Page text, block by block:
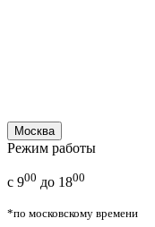
Москва
Режим работы
с 900 до 1800
*по московскому времени